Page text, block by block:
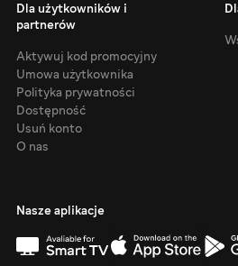
Dla użytkowników i
partnerów
Aktywuj kod promocyjny
Umowa użytkownika
Polityka prywatności
Dostępność
Usuń konto
O nas
Nasze aplikacje